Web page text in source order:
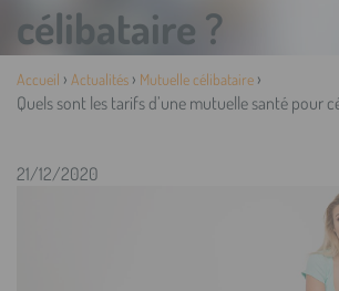
célibataire ?
Accueil › Actualités › Mutuelle célibataire ›
Quels sont les tarifs d’une mutuelle santé pour
21/12/2020